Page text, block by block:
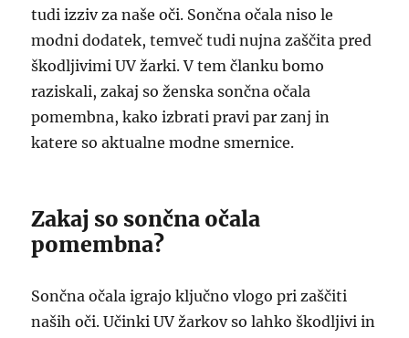
tudi izziv za naše oči. Sončna očala niso le
modni dodatek, temveč tudi nujna zaščita pred
škodljivimi UV žarki. V tem članku bomo
raziskali, zakaj so ženska sončna očala
pomembna, kako izbrati pravi par zanj in
katere so aktualne modne smernice.
Zakaj so sončna očala
pomembna?
Sončna očala igrajo ključno vlogo pri zaščiti
naših oči. Učinki UV žarkov so lahko škodljivi in